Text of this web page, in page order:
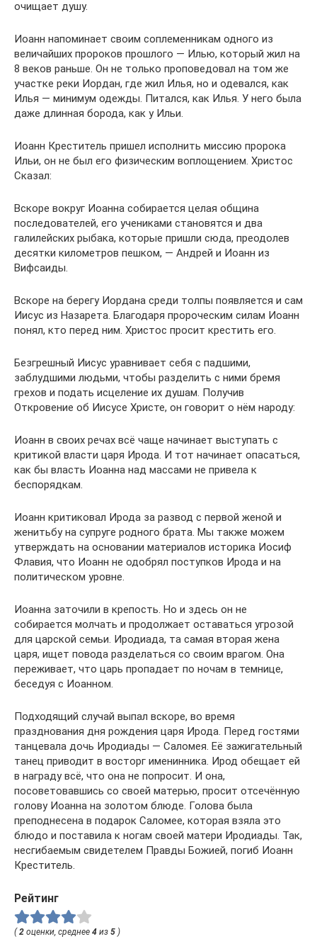
очищает душу.
Иоанн напоминает своим соплеменникам одного из
величайших пророков прошлого — Илью, который жил на
8 веков раньше. Он не только проповедовал на том же
участке реки Иордан, где жил Илья, но и одевался, как
Илья — минимум одежды. Питался, как Илья. У него была
даже длинная борода, как у Ильи.
Иоанн Креститель пришел исполнить миссию пророка
Ильи, он не был его физическим воплощением. Христос
Сказал:
Вскоре вокруг Иоанна собирается целая община
последователей, его учениками становятся и два
галилейских рыбака, которые пришли сюда, преодолев
десятки километров пешком, — Андрей и Иоанн из
Вифсаиды.
Вскоре на берегу Иордана среди толпы появляется и сам
Иисус из Назарета. Благодаря пророческим силам Иоанн
понял, кто перед ним. Христос просит крестить его.
Безгрешный Иисус уравнивает себя с падшими,
заблудшими людьми, чтобы разделить с ними бремя
грехов и подать исцеление их душам. Получив
Откровение об Иисусе Христе, он говорит о нём народу:
Иоанн в своих речах всё чаще начинает выступать с
критикой власти царя Ирода. И тот начинает опасаться,
как бы власть Иоанна над массами не привела к
беспорядкам.
Иоанн критиковал Ирода за развод с первой женой и
женитьбу на супруге родного брата. Мы также можем
утверждать на основании материалов историка Иосиф
Флавия, что Иоанн не одобрял поступков Ирода и на
политическом уровне.
Иоанна заточили в крепость. Но и здесь он не
собирается молчать и продолжает оставаться угрозой
для царской семьи. Иродиада, та самая вторая жена
царя, ищет повода разделаться со своим врагом. Она
переживает, что царь пропадает по ночам в темнице,
беседуя с Иоанном.
Подходящий случай выпал вскоре, во время
празднования дня рождения царя Ирода. Перед гостями
танцевала дочь Иродиады — Саломея. Её зажигательный
танец приводит в восторг именинника. Ирод обещает ей
в награду всё, что она не попросит. И она,
посоветовавшись со своей матерью, просит отсечённую
голову Иоанна на золотом блюде. Голова была
преподнесена в подарок Саломее, которая взяла это
блюдо и поставила к ногам своей матери Иродиады. Так,
несгибаемым свидетелем Правды Божией, погиб Иоанн
Креститель.
Рейтинг
(2 оценки, среднее 4 из 5 )